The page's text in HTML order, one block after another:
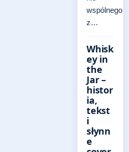
wspólnego
z…
Whisk
ey in
the
Jar –
histor
ia,
tekst
i
słynn
e